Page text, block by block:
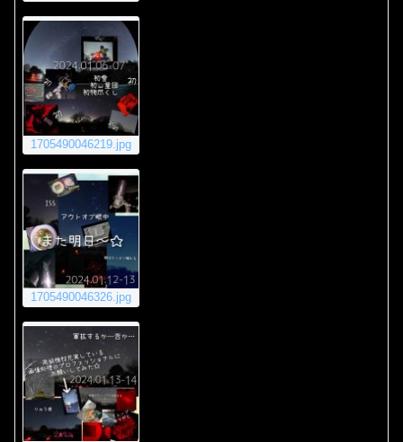
1705490046219.jpg
1705490046326.jpg